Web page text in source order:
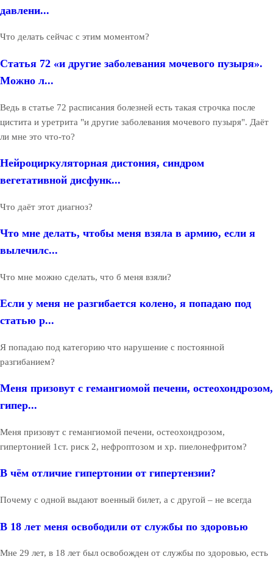
давлени...
Что делать сейчас с этим моментом?
Статья 72 «и другие заболевания мочевого пузыря».
Можно л...
Ведь в статье 72 расписания болезней есть такая строчка после
цистита и уретрита "и другие заболевания мочевого пузыря". Даёт
ли мне это что-то?
Нейроциркуляторная дистония, синдром
вегетативной дисфунк...
Что даёт этот диагноз?
Что мне делать, чтобы меня взяла в армию, если я
вылечилс...
Что мне можно сделать, что б меня взяли?
Если у меня не разгибается колено, я попадаю под
статью р...
Я попадаю под категорию что нарушение с постоянной
разгибанием?
Меня призовут с гемангиомой печени, остеохондрозом,
гипер...
Меня призовут с гемангиомой печени, остеохондрозом,
гипертонией 1ст. риск 2, нефроптозом и хр. пиелонефритом?
В чём отличие гипертонии от гипертензии?
Почему с одной выдают военный билет, а с другой – не всегда
В 18 лет меня освободили от службы по здоровью
Мне 29 лет, в 18 лет был освобожден от службы по здоровью, есть